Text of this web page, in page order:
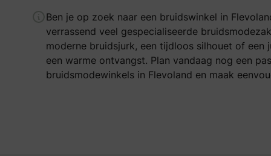
Ben je op zoek naar een bruidswinkel in
verrassend veel gespecialiseerde
moderne bruidsjurk, een tijdloos silhouet of
een warme ontvangst. Plan vandaag nog een
bruidsmodewinkels in Flevoland en maak